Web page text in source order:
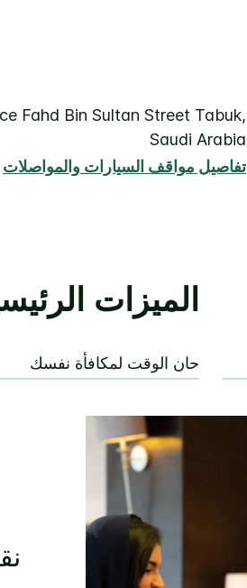
Fahd Bin Sultan Street Tabuk,
Saudi Arabia
تفاصيل مواقف السيارات والمواصلات
الميزات
حان الوقت لمكافأة نفسك